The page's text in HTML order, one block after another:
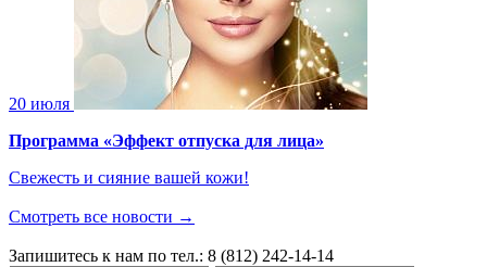
20 июля
Программа «Эффект отпуска для лица»
Свежесть и сияние вашей кожи!
Смотреть все новости →
Запишитесь к нам по тел.: 8 (812) 242-14-14